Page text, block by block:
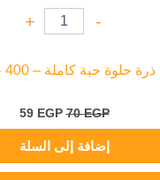
-
+
ذرة حلوة حبة كاملة – 400 جرام
70EGP
59 EGP
إضافة إلى السلة